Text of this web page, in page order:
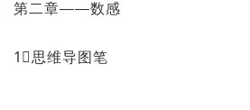
第二章——数感
1⃣️思维导图笔